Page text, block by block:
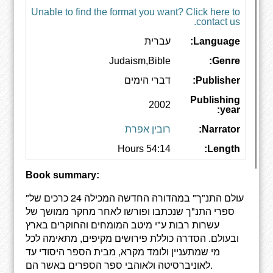
Unable to find the format you want? Click here to
contact us.
Language:
עברית
Genre:
Judaism,Bible
Publisher:
דברי הימים
Publishing
year:
2002
Narrator:
רובין אפרת
Length:
54:14 Hours
Book summary:
"עולם התנ"ך" במהדורה החדשה המכילה 24 כרכים של
ספרי התנ"ך שנכתבו ופורשו לאחר מחקר ממושך של
עשרות רבות ע"י מיטב המומחים והחוקרים בארץ
ובעולם. הסדרה כוללת פירושים מקיפים, מתאימה לכל
מי שמתעניין ולומד מקרא, מבית הספר היסודי עד
לאוניברסיטה ולאוהבי ספר הספרים באשר הם.